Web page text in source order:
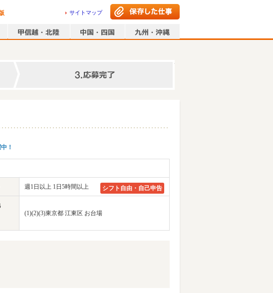
サイトマップ
！
週1日以上 1日5時間以上 シフト自由・自己申告
(1)(2)(3)東京都 江東区 お台場